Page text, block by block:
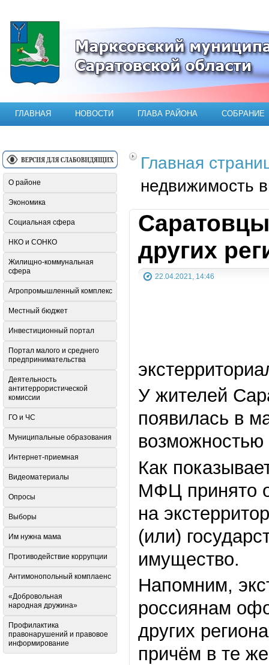
Официальный сайт Марксовского
ГЛАВНАЯ НОВОСТИ ГЛАВА РАЙОНА СОБРАНИЕ
Главная
недвижимость
других
22.04.2021, 14:46
У жителей
появилась в
возможностью
Как
МФЦ принято
на
(или)
имущество.
Напомним,
россиянам
других
причём в те
О районе
Экономика
Социальная сфера
НКО и СОНКО
Жилищно-коммунальная
сфера
Агропромышленный комплекс
Местный бюджет
Инвестиционный портал
Портал малого и среднего
предпринимательства
Деятельность
антитеррористической
комиссии
ГО и ЧС
Муниципальные образования
Интернет-приемная
Видеоматериалы
Опросы
Выборы
Им нужна мама
Противодействие коррупции
Антимонопольный комплаенс
«Добровольная
народная дружина»
Профилактика
правонарушений и правовое
информирование